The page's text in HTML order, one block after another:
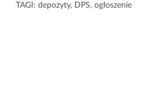
TAGI: depozyty, DPS, ogłoszenie